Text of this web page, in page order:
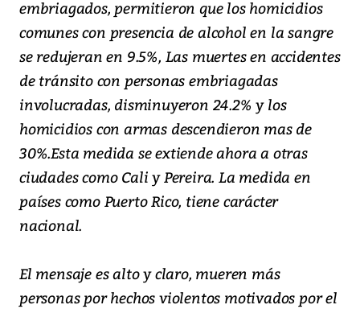
embriagados, permitieron que los homicidios
comunes con presencia de alcohol en la sangre
se redujeran en 9.5%, Las muertes en accidentes
de tránsito con personas embriagadas
involucradas, disminuyeron 24.2% y los
homicidios con armas descendieron mas de
30%.Esta medida se extiende ahora a otras
ciudades como Cali y Pereira. La medida en
países como Puerto Rico, tiene carácter
nacional.
El mensaje es alto y claro, mueren más
personas por hechos violentos motivados por el